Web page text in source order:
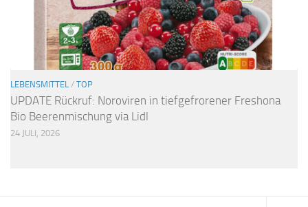
LEBENSMITTEL / TOP
UPDATE Rückruf: Noroviren in tiefgefrorener Freshona
Bio Beerenmischung via Lidl
24 JULI, 2026